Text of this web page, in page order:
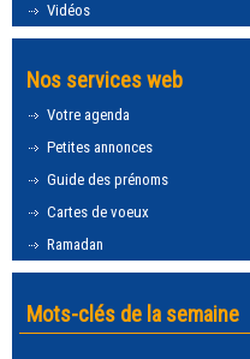
Vidéos
Nos services web
Votre agenda
Petites annonces
Guide des prénoms
Cartes de voeux
Ramadan
Mots-clés de la semaine